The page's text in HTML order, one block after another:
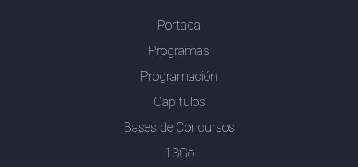
Portada
Programas
Programación
Capítulos
Bases de Concursos
13Go